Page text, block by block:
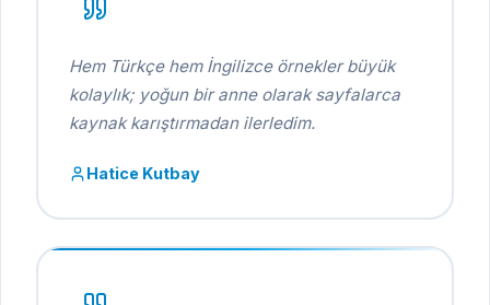
Hem Türkçe hem İngilizce örnekler büyük
kolaylık; yoğun bir anne olarak sayfalarca
kaynak karıştırmadan ilerledim.
Hatice Kutbay